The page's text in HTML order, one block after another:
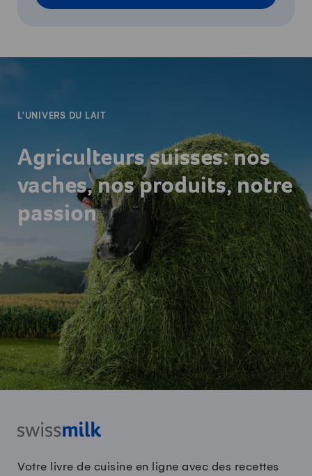
L'UNIVERS DU LAIT
Agriculteurs suisses: nos
vaches, nos produits, notre
passion
Votre livre de cuisine en ligne avec des recettes